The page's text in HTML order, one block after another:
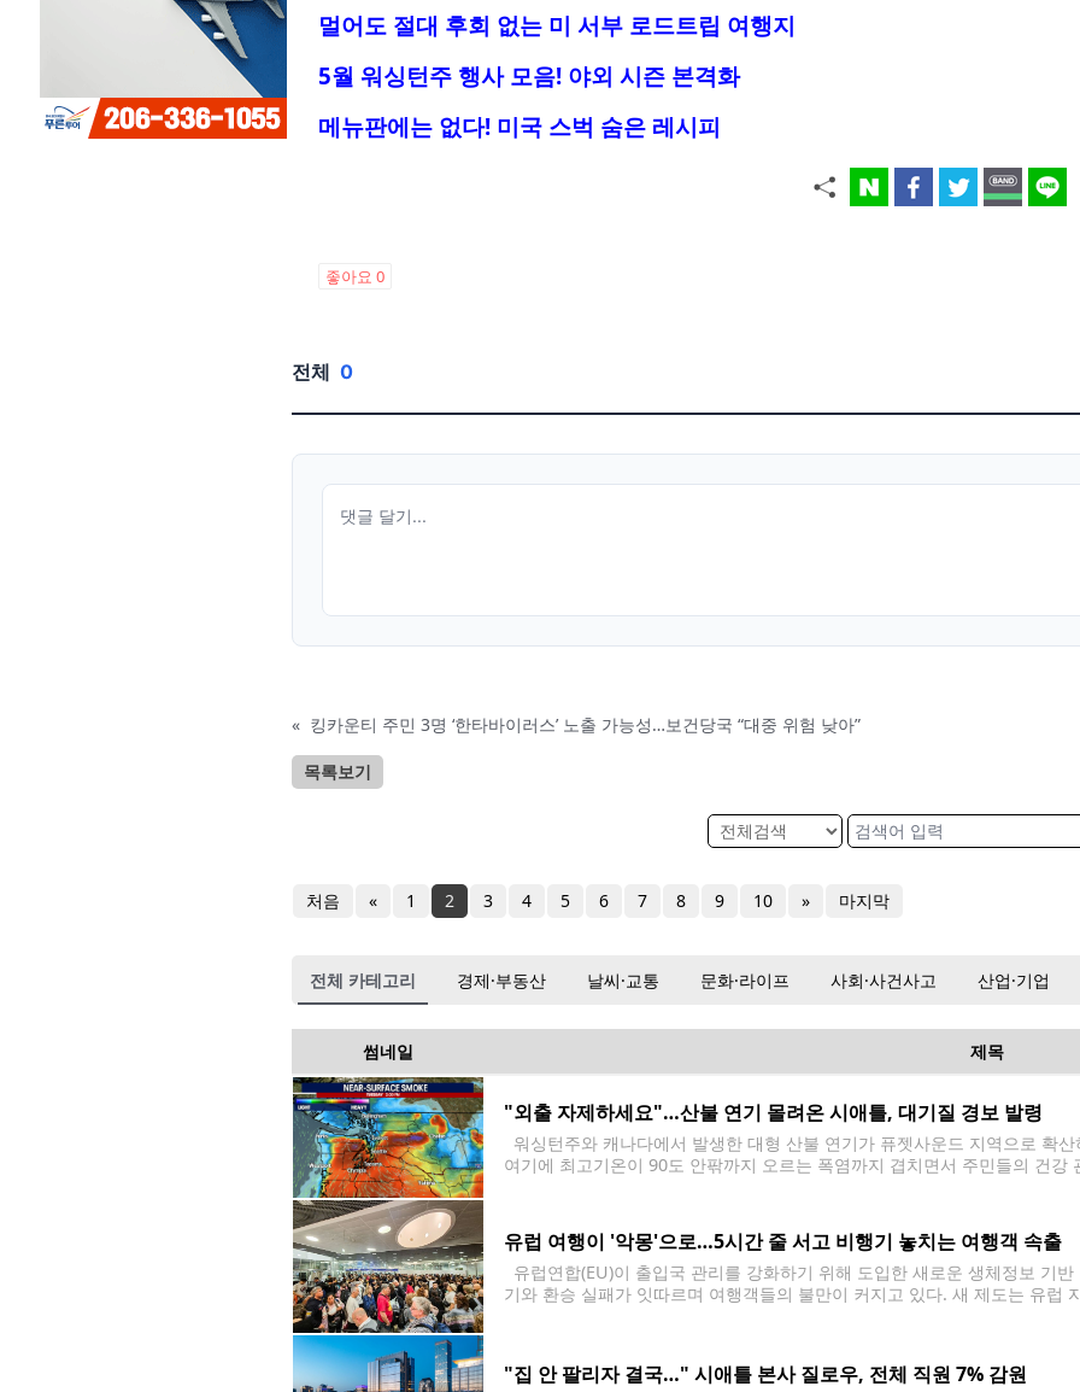
멀어도 절대 후회 없는 미 서부 로드트립 여행지
5월 워싱턴주 행사 모음! 야외 시즌 본격화
메뉴판에는 없다! 미국 스벅 숨은 레시피
좋아요 0
전체 0
« 킹카운티 주민 3명 ‘한타바이러스’ 노출 가능성…보건당국 “대중 위험 낮아”
목록보기
처음 « 1 2 3 4 5 6 7 8 9 10 » 마지막
전체 카테고리 경제·부동산 날씨·교통 문화·라이프 사회·사건사고 산업·기업
썸네일 제목
"외출 자제하세요"…산불 연기 몰려온 시애틀, 대기질 경보 발령
워싱턴주와 캐나다에서 발생한 대형 산불 연기가 퓨젯사운드 지역으로 확
여기에 최고기온이 90도 안팎까지 오르는 폭염까지 겹치면서 주민들의 건
유럽 여행이 '악몽'으로…5시간 줄 서고 비행기 놓치는 여행객 속출
유럽연합(EU)이 출입국 관리를 강화하기 위해 도입한 새로운 생체정보 기
기와 환승 실패가 잇따르며 여행객들의 불만이 커지고 있다. 새 제도는 유럽
"집 안 팔리자 결국…" 시애틀 본사 질로우, 전체 직원 7% 감원